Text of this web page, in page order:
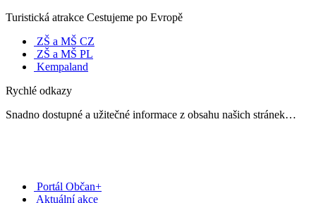
Turistická atrakce Cestujeme po Evropě
ZŠ a MŠ CZ
ZŠ a MŠ PL
Kempaland
Rychlé odkazy
Snadno dostupné a užitečné informace z obsahu našich stránek…
Portál Občan+
Aktuální akce